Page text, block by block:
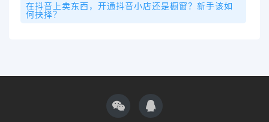
在抖音上卖东西，开通抖音小店还是橱窗？新手该如
何抉择？